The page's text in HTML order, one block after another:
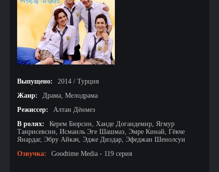
Выпущено:
2014 / Турция
Жанр:
Драма, Мелодрама
Режиссер:
Алтан Дёнмез
В ролях:
Керем Бюрсин, Ханде Догандемир, Ягмур
Танрисевсин, Исмаиль Эге Шашмаз, Эмре Кинай, Гёкче
Янардаг, Эбру Айкач, Эдже Диздар, Эфеджан Шенолсун
Озвучка:
Goodtime Media - 119 серия